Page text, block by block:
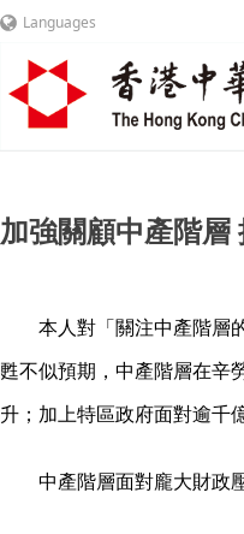
Languages
加強關顧中產階
本人對「關注中產階層
甦不似預期，中產階層在辛
升；加上特區政府面對逾千
中產階層面對龐大財政